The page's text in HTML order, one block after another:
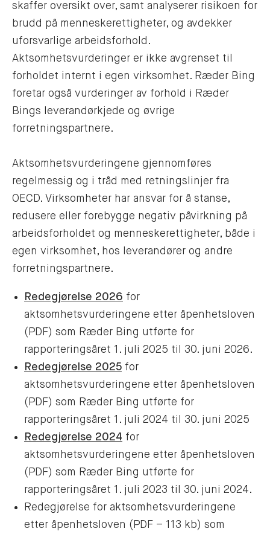
skaffer oversikt over, samt analyserer risikoen for
brudd på menneskerettigheter, og avdekker
uforsvarlige arbeidsforhold.
Aktsomhetsvurderinger er ikke avgrenset til
forholdet internt i egen virksomhet. Ræder Bing
foretar også vurderinger av forhold i Ræder
Bings leverandørkjede og øvrige
forretningspartnere.
Aktsomhetsvurderingene gjennomføres
regelmessig og i tråd med retningslinjer fra
OECD. Virksomheter har ansvar for å stanse,
redusere eller forebygge negativ påvirkning på
arbeidsforholdet og menneskerettigheter, både i
egen virksomhet, hos leverandører og andre
forretningspartnere.
Redegjørelse 2026 for
aktsomhetsvurderingene etter åpenhetsloven
(PDF) som Ræder Bing utførte for
rapporteringsåret 1. juli 2025 til 30. juni 2026.
Redegjørelse 2025 for
aktsomhetsvurderingene etter åpenhetsloven
(PDF) som Ræder Bing utførte for
rapporteringsåret 1. juli 2024 til 30. juni 2025
Redegjørelse 2024 for
aktsomhetsvurderingene etter åpenhetsloven
(PDF) som Ræder Bing utførte for
rapporteringsåret 1. juli 2023 til 30. juni 2024.
Redegjørelse for aktsomhetsvurderingene
etter åpenhetsloven (PDF – 113 kb) som